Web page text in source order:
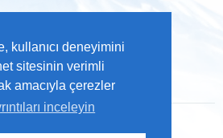
kullanıcı deneyimini
sitesinin verimli
amacıyla çerezler
inceleyin